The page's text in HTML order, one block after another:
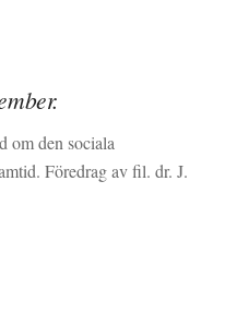
om den sociala
Föredrag av fil. dr. J.